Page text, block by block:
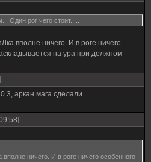
Один рог чего стоит.....
вполне ничего. И в роге ничего
на ура при должном
аркан мага сделали
ничего. И в роге ничего особенного